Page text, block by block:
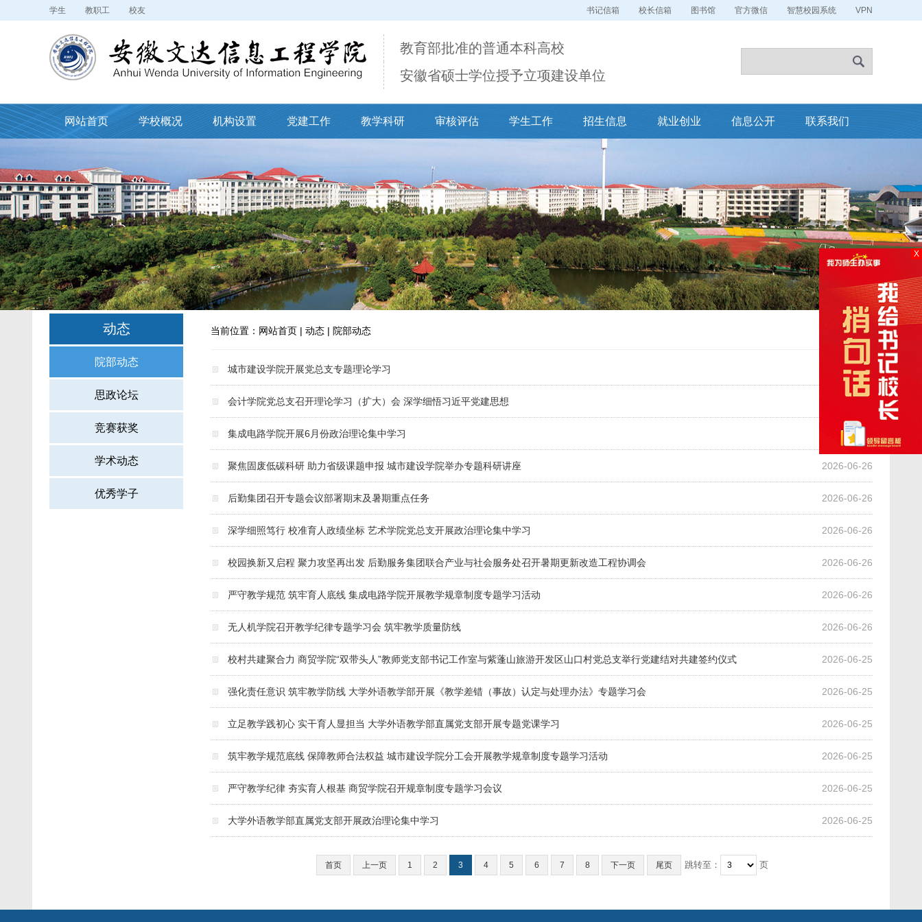
X
学生 教职工 校友 书记信箱 校长信箱 图书馆 官方微信 智慧校园系统 VPN
教育部批准的普通本科高校
安徽省硕士学位授予立项建设单位
网站首页 学校概况 机构设置 党建工作 教学科研 审核评估 学生工作 招生信息 就业创业 信息公开 联系我们
动态
院部动态
思政论坛
竞赛获奖
学术动态
优秀学子
当前位置： 网站首页 | 动态 | 院部动态
城市建设学院开展党总支专题理论学习 2026-06-30
会计学院党总支召开理论学习（扩大）会 深学细悟习近平党建思想
集成电路学院开展6月份政治理论集中学习 2026-06-29
聚焦固废低碳科研 助力省级课题申报 城市建设学院举办专题科研讲座 2026-06-26
后勤集团召开专题会议部署期末及暑期重点任务 2026-06-26
深学细照笃行 校准育人政绩坐标 艺术学院党总支开展政治理论集中学习 2026-06-26
校园换新又启程 聚力攻坚再出发 后勤服务集团联合产业与社会服务处召开暑期更新改造工程协调会 2026-06-26
严守教学规范 筑牢育人底线 集成电路学院开展教学规章制度专题学习活动 2026-06-26
无人机学院召开教学纪律专题学习会 筑牢教学质量防线 2026-06-26
校村共建聚合力 商贸学院“双带头人”教师党支部书记工作室与紫蓬山旅游开发区山口村党总支举行党建结对共建签约仪式 2026-06-25
强化责任意识 筑牢教学防线 大学外语教学部开展《教学差错（事故）认定与处理办法》专题学习会 2026-06-25
立足教学践初心 实干育人显担当 大学外语教学部直属党支部开展专题党课学习 2026-06-25
筑牢教学规范底线 保障教师合法权益 城市建设学院分工会开展教学规章制度专题学习活动 2026-06-25
严守教学纪律 夯实育人根基 商贸学院召开规章制度专题学习会议 2026-06-25
大学外语教学部直属党支部开展政治理论集中学习 2026-06-25
首页 上一页 1 2 3 4 5 6 7 8 下一页 尾页 跳转至： 页